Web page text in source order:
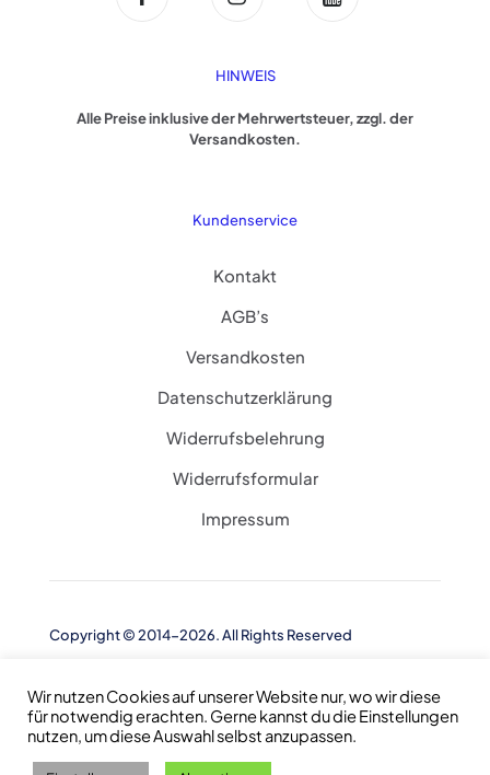
HINWEIS
Alle Preise inklusive der Mehrwertsteuer, zzgl. der
Versandkosten.
Kundenservice
Kontakt
AGB’s
Versandkosten
Datenschutzerklärung
Widerrufsbelehrung
Widerrufsformular
Impressum
Copyright © 2014-2026. All Rights Reserved
Wir nutzen Cookies auf unserer Website nur, wo wir diese
für notwendig erachten. Gerne kannst du die Einstellungen
nutzen, um diese Auswahl selbst anzupassen.